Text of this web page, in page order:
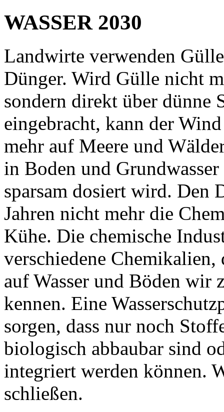
WASSER 2030
Landwirte verwenden
Dünger. Wird Gülle nicht
sondern direkt über dünne
eingebracht, kann der
mehr auf Meere und
in Boden und
sparsam dosiert wird. Den
Jahren nicht mehr die
Kühe. Die chemische
verschiedene
auf Wasser und Böden wir
kennen. Eine
sorgen, dass nur noch
biologisch abbaubar sind
integriert werden können.
schließen.